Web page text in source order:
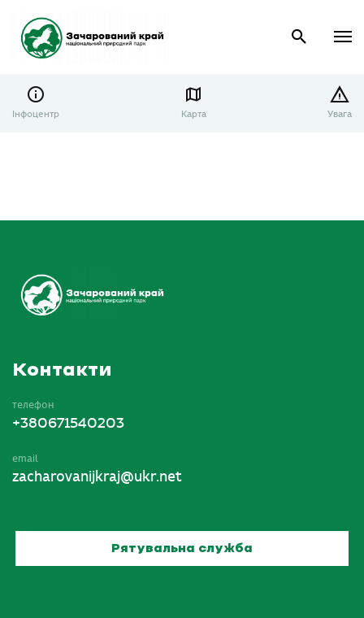
Інфоцентр Карта Увага
Контакти
телефон
+380671540203
email
zacharovanijkraj@ukr.net
Рятувальна служба